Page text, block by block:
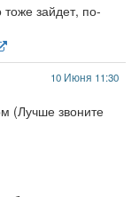
зайдет, по-
10 Июня 11:30
(Лучше звоните